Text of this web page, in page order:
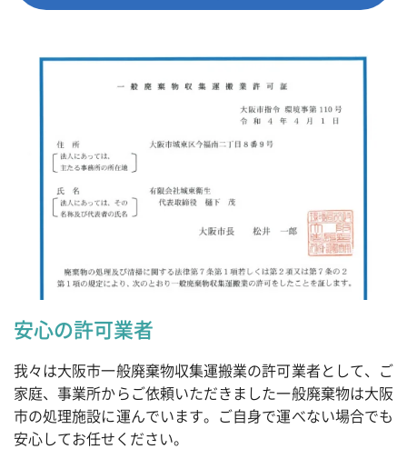
安心の許可業者
我々は大阪市一般廃棄物収集運搬業の許可業者として、ご
家庭、事業所からご依頼いただきました一般廃棄物は大阪
市の処理施設に運んでいます。ご自身で運べない場合でも
安心してお任せください。